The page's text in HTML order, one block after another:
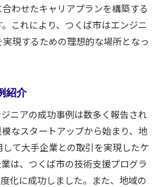
わせたキャリアプランを構築する
これにより、つくば市はエンジニ
現するための理想的な場所となっ
紹介
ニアの成功事例は数多く報告され
なスタートアップから始まり、地
て大手企業との取引を実現したケ
は、つくば市の技術支援プログラ
化に成功しました。また、地域の